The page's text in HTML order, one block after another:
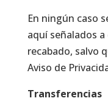
En ningún caso
aquí señalados
recabado, salvo
Aviso de
Transferencias